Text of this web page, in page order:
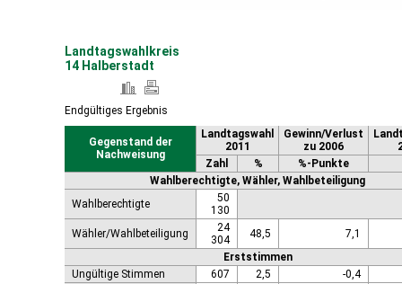
Landtagswahlkreis
14 Halberstadt
Endgültiges Ergebnis
Gegenstand der
Nachweisung
Landtagswahl
2011
Gewinn/Verlust
zu 2006
Zahl
%
%-Punkte
Wahlberechtigte, Wähler, Wahlbeteiligung
Wahlberechtigte
50
130
Wähler/Wahlbeteiligung
24
304
48,5
7,1
Erststimmen
Ungültige Stimmen
607 2,5
-0,4